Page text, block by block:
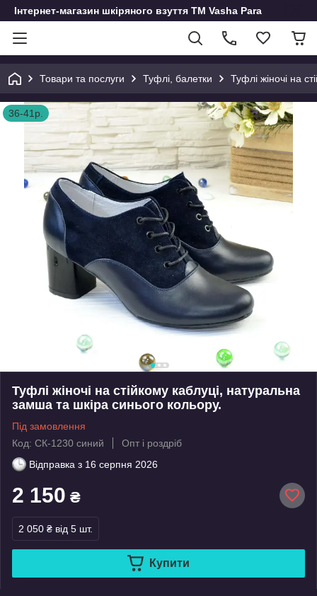
Інтернет-магазин шкіряного взуття ТМ Vasha Para
Товари та послуги Туфлі, балетки Туфлі жіночі на
36-41р.
Туфлі жіночі на стійкому каблуці, натуральна
замша та шкіра синього кольору.
Під замовлення
Код: СК-1230 синий
Опт і роздріб
Відправка з 16 серпня 2026
2 150 ₴
2 050 ₴ від 5 шт.
Купити